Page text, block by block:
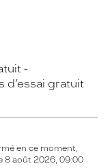
d’essai gratuit
en ce moment,
8 août 2026, 09:00